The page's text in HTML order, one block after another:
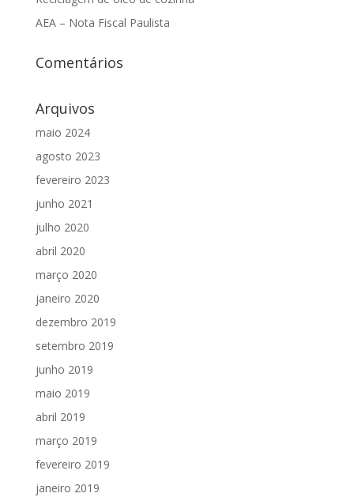
AEA – Nota Fiscal Paulista
Comentários
Arquivos
maio 2024
agosto 2023
fevereiro 2023
junho 2021
julho 2020
abril 2020
março 2020
janeiro 2020
dezembro 2019
setembro 2019
junho 2019
maio 2019
abril 2019
março 2019
fevereiro 2019
janeiro 2019